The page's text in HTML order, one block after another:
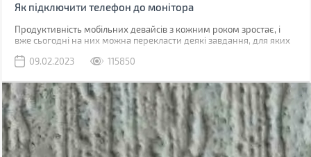
Як підключити телефон до монітора
Продуктивність мобільних девайсів з кожним роком зростає, і
вже сьогодні на них можна перекласти деякі завдання, для яких
09.02.2023
115850